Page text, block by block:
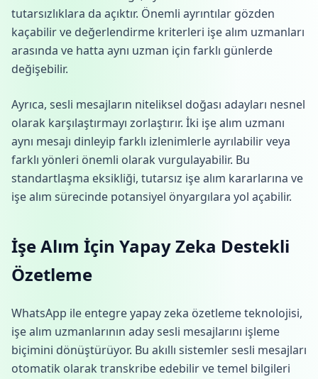
tutarsızlıklara da açıktır. Önemli ayrıntılar gözden
kaçabilir ve değerlendirme kriterleri işe alım uzmanları
arasında ve hatta aynı uzman için farklı günlerde
değişebilir.
Ayrıca, sesli mesajların niteliksel doğası adayları nesnel
olarak karşılaştırmayı zorlaştırır. İki işe alım uzmanı
aynı mesajı dinleyip farklı izlenimlerle ayrılabilir veya
farklı yönleri önemli olarak vurgulayabilir. Bu
standartlaşma eksikliği, tutarsız işe alım kararlarına ve
işe alım sürecinde potansiyel önyargılara yol açabilir.
İşe Alım İçin Yapay Zeka Destekli
Özetleme
WhatsApp ile entegre yapay zeka özetleme teknolojisi,
işe alım uzmanlarının aday sesli mesajlarını işleme
biçimini dönüştürüyor. Bu akıllı sistemler sesli mesajları
otomatik olarak transkribe edebilir ve temel bilgileri